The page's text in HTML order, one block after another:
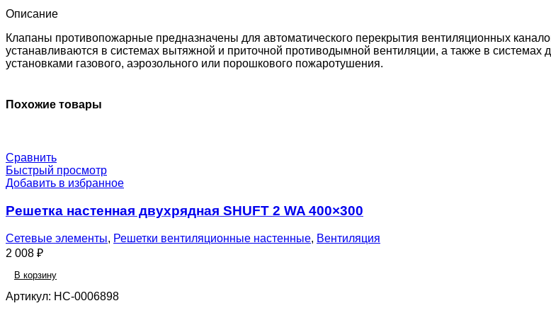
0-
0-
0
Описание
Клапаны противопожарные предназначены для автоматического перекрытия вентиляционных
устанавливаются в системах вытяжной и приточной противодымной вентиляции, а также в
установками газового, аэрозольного или порошкового пожаротушения.
Похожие товары
Сравнить
Быстрый просмотр
Добавить в избранное
Решетка настенная двухрядная SHUFT 2 WA 400×300
Сетевые элементы, Решетки вентиляционные настенные, Вентиляция
2 008 ₽
В корзину
Артикул: НС-0006898